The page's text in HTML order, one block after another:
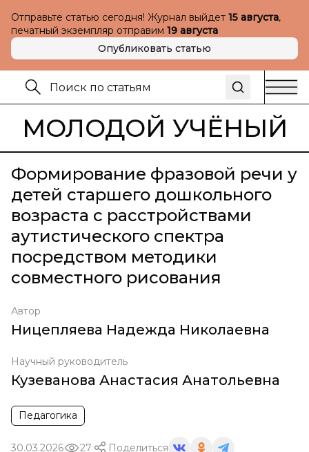
Отправьте статью сегодня! Журнал выйдет 15 августа,
печатный экземпляр отправим 19 августа
Опубликовать статью
МОЛОДОЙ УЧЁНЫЙ
Формирование фразовой речи у
детей старшего дошкольного
возраста с расстройствами
аутистического спектра
посредством методики
совместного рисования
Автор
Ницепляева Надежда Николаевна
Научный руководитель
Кузеванова Анастасия Анатольевна
Педагогика
30.03.2026 27 Поделиться